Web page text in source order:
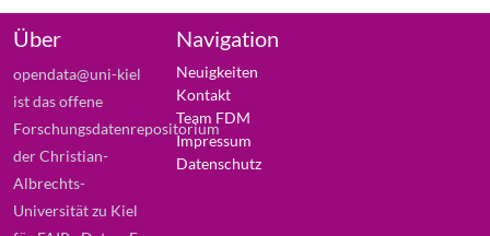
Über
opendata@uni-kiel
ist das offene
Forschungsdatenrepositorium
der Christian-
Albrechts-
Universität zu Kiel
Navigation
Neuigkeiten
Kontakt
Team FDM
Impressum
Datenschutz